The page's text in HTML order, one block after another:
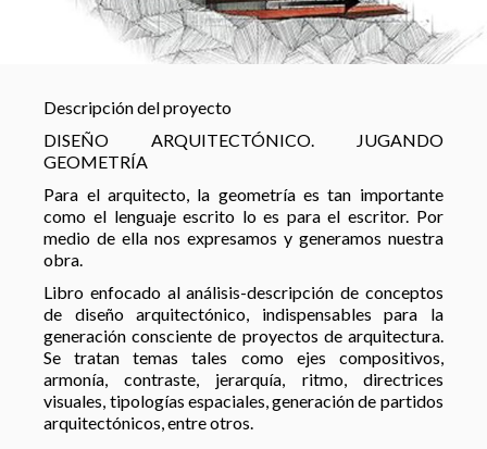
Descripción del proyecto
DISEÑO ARQUITECTÓNICO. JUGANDO
GEOMETRÍA
Para el arquitecto, la geometría es tan importante
como el lenguaje escrito lo es para el escritor. Por
medio de ella nos expresamos y generamos nuestra
obra.
Libro enfocado al análisis-descripción de conceptos
de diseño arquitectónico, indispensables para la
generación consciente de proyectos de arquitectura.
Se tratan temas tales como ejes compositivos,
armonía, contraste, jerarquía, ritmo, directrices
visuales, tipologías espaciales, generación de partidos
arquitectónicos, entre otros.